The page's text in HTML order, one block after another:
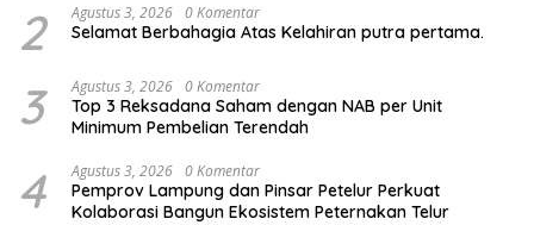
2 Agustus 3, 2026 0 Komentar
Selamat Berbahagia Atas Kelahiran putra pertama.
3 Agustus 3, 2026 0 Komentar
Top 3 Reksadana Saham dengan NAB per Unit
Minimum Pembelian Terendah
4 Agustus 3, 2026 0 Komentar
Pemprov Lampung dan Pinsar Petelur Perkuat
Kolaborasi Bangun Ekosistem Peternakan Telur